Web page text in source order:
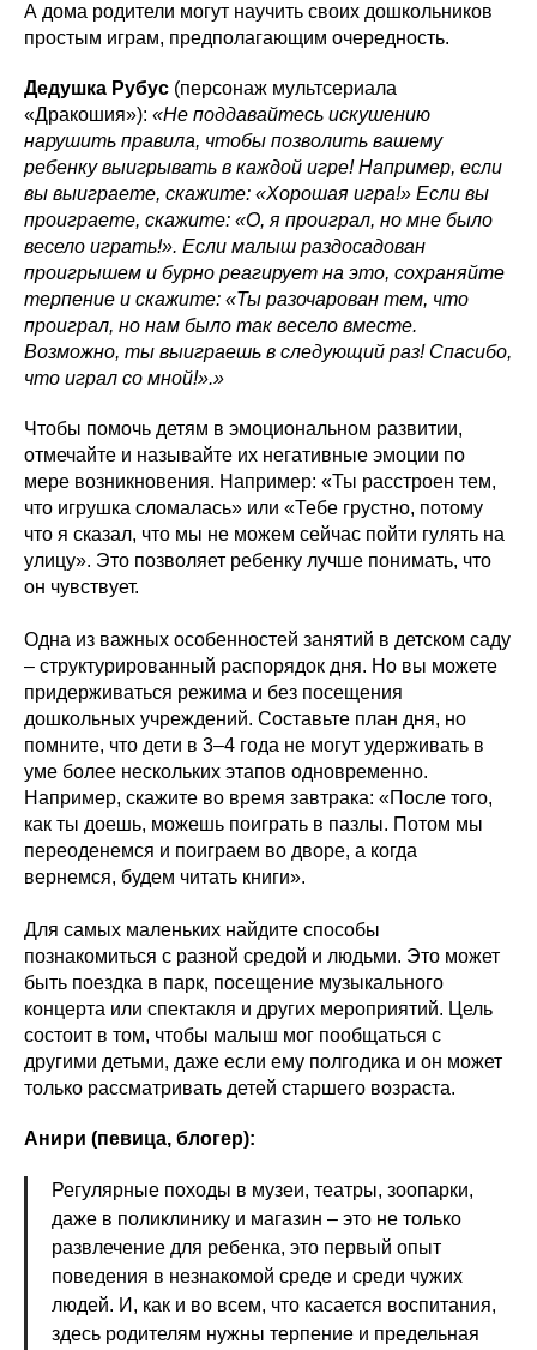
А дома родители могут научить своих дошкольников
простым играм, предполагающим очередность.
Дедушка Рубус (персонаж мультсериала
«Дракошия»): «Не поддавайтесь искушению
нарушить правила, чтобы позволить вашему
ребенку выигрывать в каждой игре! Например, если
вы выиграете, скажите: «Хорошая игра!» Если вы
проиграете, скажите: «О, я проиграл, но мне было
весело играть!». Если малыш раздосадован
проигрышем и бурно реагирует на это, сохраняйте
терпение и скажите: «Ты разочарован тем, что
проиграл, но нам было так весело вместе.
Возможно, ты выиграешь в следующий раз! Спасибо,
что играл со мной!».»
Чтобы помочь детям в эмоциональном развитии,
отмечайте и называйте их негативные эмоции по
мере возникновения. Например: «Ты расстроен тем,
что игрушка сломалась» или «Тебе грустно, потому
что я сказал, что мы не можем сейчас пойти гулять на
улицу». Это позволяет ребенку лучше понимать, что
он чувствует.
Одна из важных особенностей занятий в детском саду
– структурированный распорядок дня. Но вы можете
придерживаться режима и без посещения
дошкольных учреждений. Составьте план дня, но
помните, что дети в 3–4 года не могут удерживать в
уме более нескольких этапов одновременно.
Например, скажите во время завтрака: «После того,
как ты доешь, можешь поиграть в пазлы. Потом мы
переоденемся и поиграем во дворе, а когда
вернемся, будем читать книги».
Для самых маленьких найдите способы
познакомиться с разной средой и людьми. Это может
быть поездка в парк, посещение музыкального
концерта или спектакля и других мероприятий. Цель
состоит в том, чтобы малыш мог пообщаться с
другими детьми, даже если ему полгодика и он может
только рассматривать детей старшего возраста.
Анири (певица, блогер):
Регулярные походы в музеи, театры, зоопарки,
даже в поликлинику и магазин – это не только
развлечение для ребенка, это первый опыт
поведения в незнакомой среде и среди чужих
людей. И, как и во всем, что касается воспитания,
здесь родителям нужны терпение и предельная